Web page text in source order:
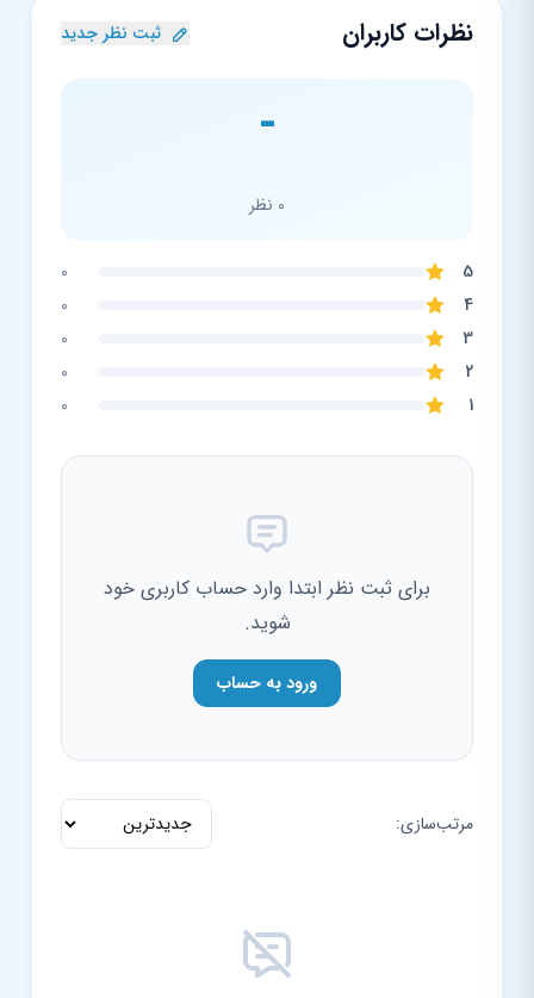
نظرات کاربران
-
0 نظر
5
0
4
0
3
0
2
0
1
0
برای ثبت نظر ابتدا وارد حساب کاربری خود
شوید.
ورود به حساب
مرتب‌سازی: